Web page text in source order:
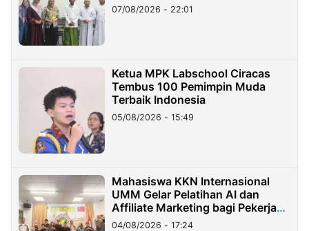
07/08/2026 - 22:01
Ketua MPK Labschool Ciracas
Tembus 100 Pemimpin Muda
Terbaik Indonesia
05/08/2026 - 15:49
Mahasiswa KKN Internasional
UMM Gelar Pelatihan AI dan
Affiliate Marketing bagi Pekerja
Migran Indonesia di Taiwan
04/08/2026 - 17:24